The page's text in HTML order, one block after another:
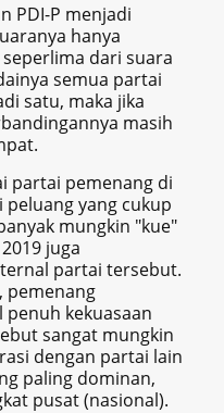
PDI-P menjadi
hanya
dari suara
semua partai
satu, maka jika
masih
partai pemenang di
peluang yang cukup
mungkin "kue"
juga
partai tersebut.
pemenang
kekuasaan
sangat mungkin
dengan partai lain
paling dominan,
pusat (nasional).